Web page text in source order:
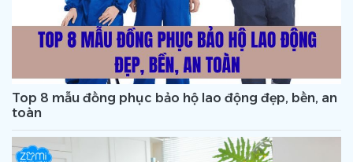
Top 8 mẫu đồng phục bảo hộ lao động đẹp, bền, an
toàn